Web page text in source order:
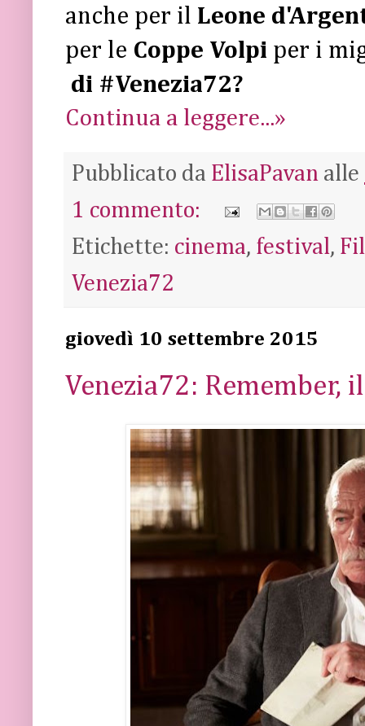
anche per il Leone
per le Coppe Volpi per i
di #Venezia72?
Continua a leggere...»
Pubblicato da ElisaPavan alle
1 commento:
Etichette: cinema, festival,
Venezia72
giovedì 10 settembre 2015
Venezia72: Remember,